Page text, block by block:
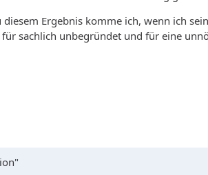
Ergebnis komme ich, wenn ich
sachlich unbegründet und für eine